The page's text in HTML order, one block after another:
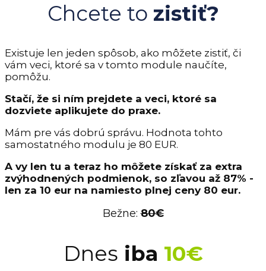
Chcete to zistiť?
Existuje len jeden spôsob, ako môžete zistiť, či
vám veci, ktoré sa v tomto module naučíte,
pomôžu.
Stačí, že si ním prejdete a veci, ktoré sa
dozviete aplikujete do praxe.
Mám pre vás dobrú správu. Hodnota tohto
samostatného modulu je 80 EUR.
A vy len tu a teraz ho môžete získať za extra
zvýhodnených podmienok, so zľavou až 87% -
len za 10 eur na namiesto plnej ceny 80 eur.
Bežne: 80€
Dnes iba 10€